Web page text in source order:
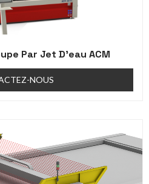
Par Jet D’eau ACM
NOUS